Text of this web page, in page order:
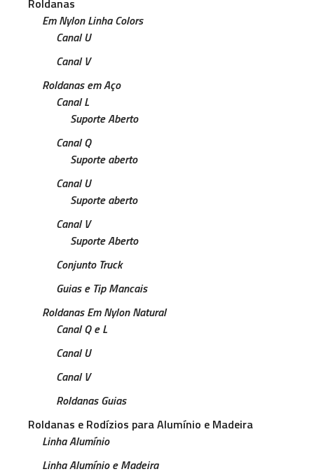
Roldanas
Em Nylon Linha Colors
Canal U
Canal V
Roldanas em Aço
Canal L
Suporte Aberto
Canal Q
Suporte aberto
Canal U
Suporte aberto
Canal V
Suporte Aberto
Conjunto Truck
Guias e Tip Mancais
Roldanas Em Nylon Natural
Canal Q e L
Canal U
Canal V
Roldanas Guias
Roldanas e Rodízios para Alumínio e Madeira
Linha Alumínio
Linha Alumínio e Madeira